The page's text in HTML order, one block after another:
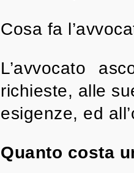
Cosa fa
L’avvocato
richieste, alle
esigenze, ed
Quanto costa